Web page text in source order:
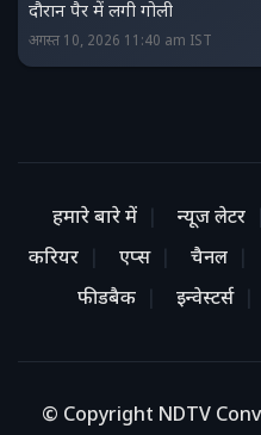
दौरान पैर में लगी गोली
अगस्त 10, 2026 11:40 am IST
हमारे बारे में न्यूज लेटर
करियर
एप्स चैनल
फीडबैक
इन्वेस्टर्स
© Copyright NDTV